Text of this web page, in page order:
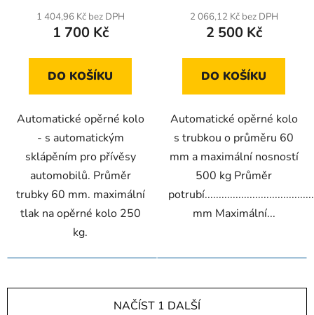
1 404,96 Kč bez DPH
1 700 Kč
DO KOŠÍKU
Automatické opěrné kolo
- s automatickým
sklápěním pro přívěsy
automobilů. Průměr
trubky 60 mm. maximální
tlak na opěrné kolo 250
kg.
2 066,12 Kč bez DPH
2 500 Kč
DO KOŠÍKU
Automatické opěrné kolo
s trubkou o průměru 60
mm a maximální nosností
500 kg Průměr
mm Maximální...
NAČÍST 1 DALŠÍ